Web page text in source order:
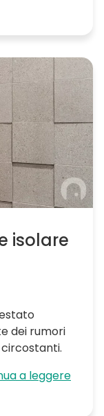
isolare
dei rumori
a leggere